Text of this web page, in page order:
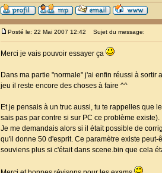
Posté le: 22 Mai 2007 12:42 Sujet du message:
Merci je vais pouvoir essayer ça
Dans ma partie "normale" j'ai enfin réussi à
jeu il reste encore des choses à faire ^^
Et je pensais à un truc aussi, tu te rappelles que
sais pas par contre si sur PC ce problème existe).
Je me demandais alors si il était possible de
qu'il donne 50 d'esprit. Ce paramètre existe
souviens plus si c'était dans scene.bin que cela